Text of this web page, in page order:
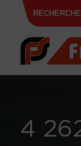
Skip to content
Search
for:
4